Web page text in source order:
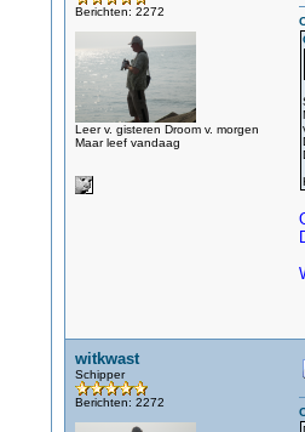
Berichten: 2272
Leer v. gisteren Droom v. morgen
Maar leef vandaag
witkwast
Schipper
Berichten: 2272